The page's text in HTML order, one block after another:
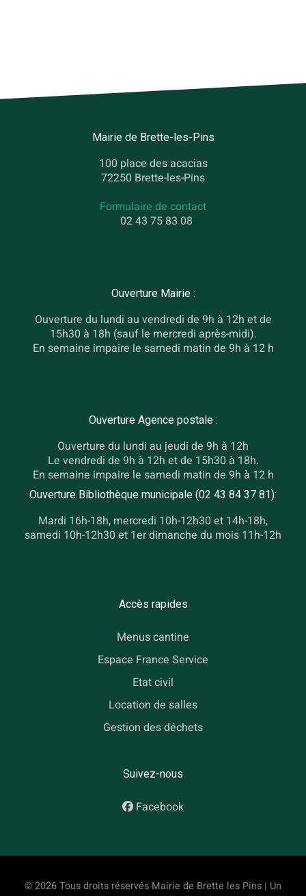
Mairie de Brette-les-Pins
100 place des acacias
72250 Brette-les-Pins
Formulaire de contact
02 43 75 83 08
Ouverture Mairie :
Ouverture du lundi au vendredi de 9h à 12h et de
15h30 à 18h (sauf le mercredi après-midi).
En semaine impaire le samedi matin de 9h à 12 h
Ouverture Agence postale :
Ouverture du lundi au jeudi de 9h à 12h
Le vendredi de 9h à 12h et de 15h30 à 18h.
En semaine impaire le samedi matin de 9h à 12 h
Ouverture Bibliothèque municipale (02 43 84 37 81):
Mardi 16h-18h, mercredi 10h-12h30 et 14h-18h,
samedi 10h-12h30 et 1er dimanche du mois 11h-12h
Accès rapides
Menus cantine
Espace France Service
Etat civil
Location de salles
Gestion des déchets
Suivez-nous
Facebook
© 2026 Tous droits réservés Mairie de Brette les Pins | Un